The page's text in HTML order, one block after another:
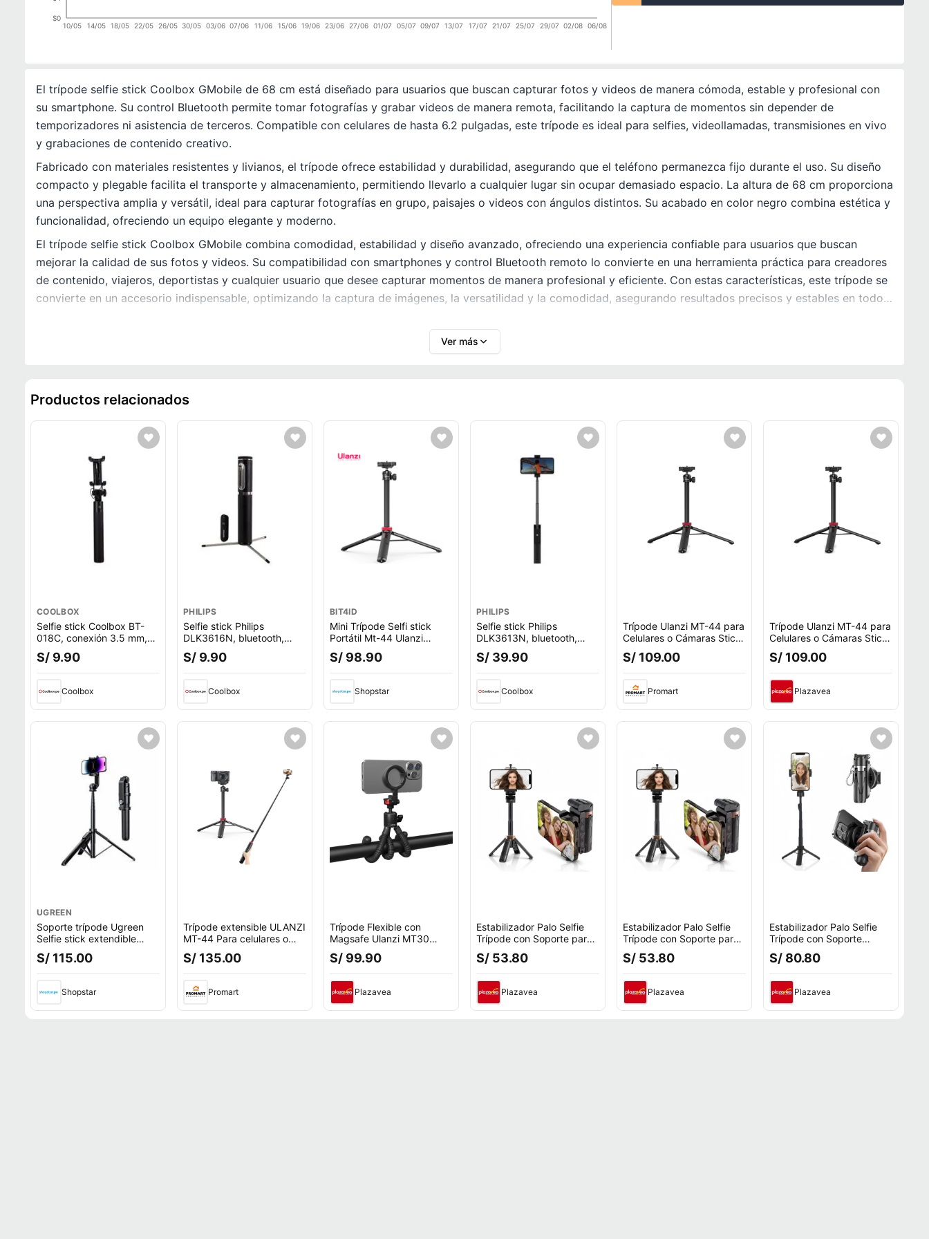
10/05 14/05 18/05 22/05 26/05 30/05 03/06 07/06 11/06 15/06 19/06 23/06 27/06 01/07 05/07 09/07 13/07 17/07 21/07 25/07 29/07 02/08 06/08
$0
El trípode selfie stick Coolbox GMobile de 68 cm está diseñado para usuarios que buscan capturar fotos y videos de manera cómoda, estable y profesional con
su smartphone. Su control Bluetooth permite tomar fotografías y grabar videos de manera remota, facilitando la captura de momentos sin depender de
temporizadores ni asistencia de terceros. Compatible con celulares de hasta 6.2 pulgadas, este trípode es ideal para selfies, videollamadas, transmisiones en vivo
y grabaciones de contenido creativo.
Fabricado con materiales resistentes y livianos, el trípode ofrece estabilidad y durabilidad, asegurando que el teléfono permanezca fijo durante el uso. Su diseño
compacto y plegable facilita el transporte y almacenamiento, permitiendo llevarlo a cualquier lugar sin ocupar demasiado espacio. La altura de 68 cm proporciona
una perspectiva amplia y versátil, ideal para capturar fotografías en grupo, paisajes o videos con ángulos distintos. Su acabado en color negro combina estética y
funcionalidad, ofreciendo un equipo elegante y moderno.
El trípode selfie stick Coolbox GMobile combina comodidad, estabilidad y diseño avanzado, ofreciendo una experiencia confiable para usuarios que buscan
mejorar la calidad de sus fotos y videos. Su compatibilidad con smartphones y control Bluetooth remoto lo convierte en una herramienta práctica para creadores
de contenido, viajeros, deportistas y cualquier usuario que desee capturar momentos de manera profesional y eficiente. Con estas características, este trípode se
convierte en un accesorio indispensable, optimizando la captura de imágenes, la versatilidad y la comodidad, asegurando resultados precisos y estables en todo
Ver más
Productos relacionados
COOLBOX
Selfie stick Coolbox BT-
018C, conexión 3.5 mm,
80 cm, plateado
S/ 9.90
Coolbox
PHILIPS
Selfie stick Philips
DLK3616N, bluetooth,
hasta 74cm, base trípode,
control remoto y flash,
aluminio, negro
S/ 9.90
Coolbox
BIT4ID
Mini Trípode Selfi stick
Portátil Mt-44 Ulanzi
Celulares Cámaras
S/ 98.90
Shopstar
PHILIPS
Selfie stick Philips
DLK3613N, bluetooth,
hasta 77.5cm, aluminio,
negro
S/ 39.90
Coolbox
Trípode Ulanzi MT-44 para
Celulares o Cámaras Stick
2 en 1
S/ 109.00
Promart
Trípode Ulanzi MT-44 para
Celulares o Cámaras Stick
2 en 1
S/ 109.00
Plazavea
UGREEN
Soporte trípode Ugreen
Selfie stick extendible
Bluetooth para celular
LP586 15062
S/ 115.00
Shopstar
Trípode extensible ULANZI
MT-44 Para celulares o
cámaras de hasta 1Kg
S/ 135.00
Promart
Trípode Flexible con
Magsafe Ulanzi MT30
ideal para cámaras y
celulares
S/ 99.90
Plazavea
Estabilizador Palo Selfie
Trípode con Soporte para
Celular JC-27 Bluetooth
S/ 53.80
Plazavea
Estabilizador Palo Selfie
Trípode con Soporte para
Celular JC-27 Bluetooth
S/ 53.80
Plazavea
Estabilizador Palo Selfie
Trípode con Soporte
Magnético para Celular
P15 MINI
S/ 80.80
Plazavea